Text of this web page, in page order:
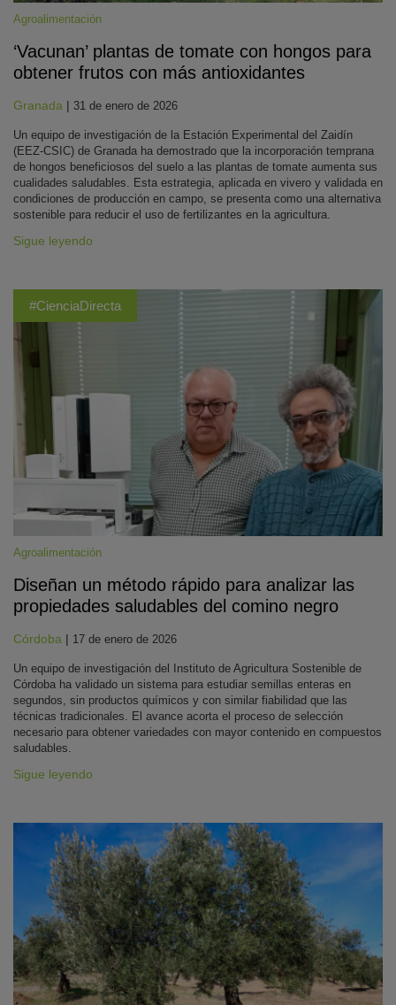
Agroalimentación
‘Vacunan’ plantas de tomate con hongos para
obtener frutos con más antioxidantes
Granada | 31 de enero de 2026
Un equipo de investigación de la Estación Experimental del Zaidín
(EEZ-CSIC) de Granada ha demostrado que la incorporación temprana
de hongos beneficiosos del suelo a las plantas de tomate aumenta sus
cualidades saludables. Esta estrategia, aplicada en vivero y validada en
condiciones de producción en campo, se presenta como una alternativa
sostenible para reducir el uso de fertilizantes en la agricultura.
Sigue leyendo
#CienciaDirecta
Agroalimentación
Diseñan un método rápido para analizar las
propiedades saludables del comino negro
Córdoba | 17 de enero de 2026
Un equipo de investigación del Instituto de Agricultura Sostenible de
Córdoba ha validado un sistema para estudiar semillas enteras en
segundos, sin productos químicos y con similar fiabilidad que las
técnicas tradicionales. El avance acorta el proceso de selección
necesario para obtener variedades con mayor contenido en compuestos
saludables.
Sigue leyendo